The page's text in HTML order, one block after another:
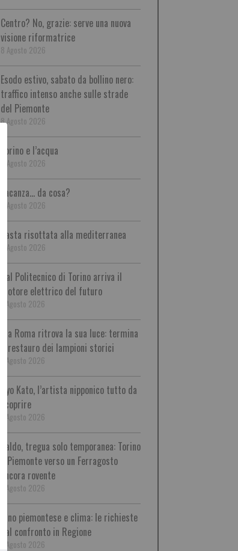
Centro? No, grazie: serve una nuova
visione riformatrice
8 Agosto 2026
Esodo estivo, sabato da bollino nero:
traffico intenso anche sulle strade
del Piemonte
8 Agosto 2026
Torino e l’acqua
8 Agosto 2026
Vacanza… da cosa?
8 Agosto 2026
Pasta risottata alla mediterranea
8 Agosto 2026
Dal Politecnico di Torino arriva il
motore elettrico del futuro
7 Agosto 2026
Via Roma ritrova la sua luce: termina
il restauro dei lampioni storici
7 Agosto 2026
Ryo Kato, l’artista nipponico tutto da
scoprire
7 Agosto 2026
Caldo, tregua solo temporanea: Torino
e Piemonte verso un Ferragosto
ancora rovente
7 Agosto 2026
Vino piemontese e clima: le richieste
dal confronto in Regione
7 Agosto 2026